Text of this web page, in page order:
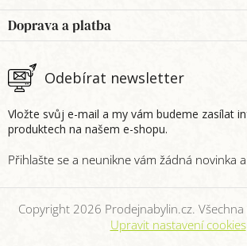
Odebírat newsletter
Vložte svůj e-mail a my vám budeme zasílat
produktech na našem e-shopu.
Doprava a platba
Copyright 2026 Prodejnabylin.cz.
Upravit nastavení cookies